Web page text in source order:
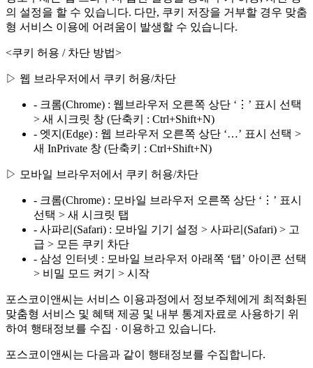
의 설정을 할 수 있습니다. 다만, 쿠키 저장을 거부할 경우 맞춤
형 서비스 이용에 어려움이 발생할 수 있습니다.
<쿠키 허용 / 차단 방법>
▷ 웹 브라우저에서 쿠키 허용/차단
- 크롬(Chrome) : 웹브라우저 오른쪽 상단 ‘⋮’ 표시 선택
> 새 시크릿 창 (단축키 : Ctrl+Shift+N)
- 엣지(Edge) : 웹 브라우저 오른쪽 상단 ‘…’ 표시 선택 >
새 InPrivate 창 (단축키 : Ctrl+Shift+N)
▷ 모바일 브라우저에서 쿠키 허용/차단
- 크롬(Chrome) : 모바일 브라우저 오른쪽 상단 ‘⋮’ 표시
선택 > 새 시크릿 탭
- 사파리(Safari) : 모바일 기기 설정 > 사파리(Safari) > 고
급 > 모든 쿠키 차단
- 삼성 인터넷 : 모바일 브라우저 아래쪽 ‘탭’ 아이콘 선택
> 비밀 모드 켜기 > 시작
포스코이앤씨는 서비스 이용과정에서 정보주체에게 최적화된
맞춤형 서비스 및 혜택 제공 및 내부 통계자료로 사용하기 위
하여 행태정보를 수집 · 이용하고 있습니다.
포스코이앤씨는 다음과 같이 행태정보를 수집합니다.